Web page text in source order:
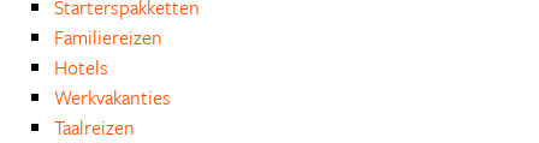
Starterspakketten
Familiereizen
Hotels
Werkvakanties
Taalreizen